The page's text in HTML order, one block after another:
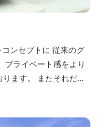
ンセプトに 従来のグ
プライベート感をより
ます。 またそれだけ
り堀体験」「漁港見
南伊勢で心ゆくまで非